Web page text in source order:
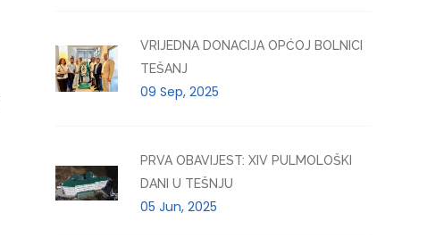
VRIJEDNA DONACIJA OPĆOJ BOLNICI
TEŠANJ
09 Sep, 2025
PRVA OBAVIJEST: XIV PULMOLOŠKI
DANI U TEŠNJU
05 Jun, 2025